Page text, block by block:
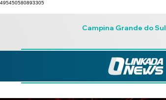
495450580893305
Campina Grande do Sul